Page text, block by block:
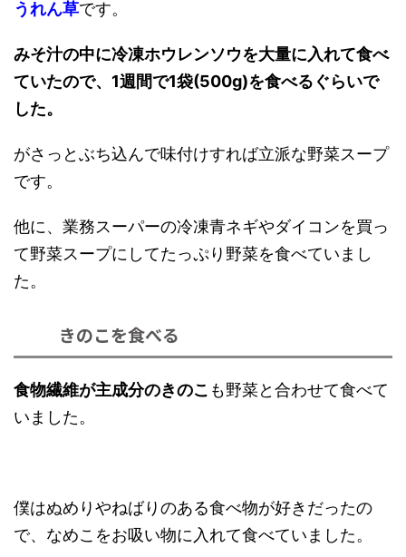
うれん草です。
みそ汁の中に冷凍ホウレンソウを大量に入れて食べ
ていたので、1週間で1袋(500g)を食べるぐらいで
した。
がさっとぶち込んで味付けすれば立派な野菜スープ
です。
他に、業務スーパーの冷凍青ネギやダイコンを買っ
て野菜スープにしてたっぷり野菜を食べていまし
た。
きのこを食べる
食物繊維が主成分のきのこ も野菜と合わせて食べて
いました。
僕はぬめりやねばりのある食べ物が好きだったの
で、なめこをお吸い物に入れて食べていました。